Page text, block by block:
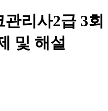
관리사2급 3회
및 해설